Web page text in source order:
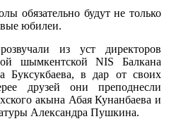
обязательно будут не только
юбилеи.
из уст директоров
шымкентской NIS Балкана
Буксукбаева, в дар от своих
друзей они преподнесли
акына Абая Кунанбаева и
Александра Пушкина.